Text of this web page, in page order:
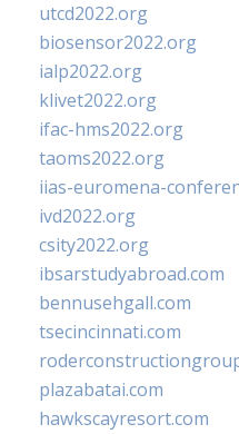
utcd2022.org
biosensor2022.org
ialp2022.org
klivet2022.org
ifac-hms2022.org
taoms2022.org
iias-euromena-
ivd2022.org
csity2022.org
ibsarstudyabroad.com
bennusehgall.com
tsecincinnati.com
plazabatai.com
hawkscayresort.com